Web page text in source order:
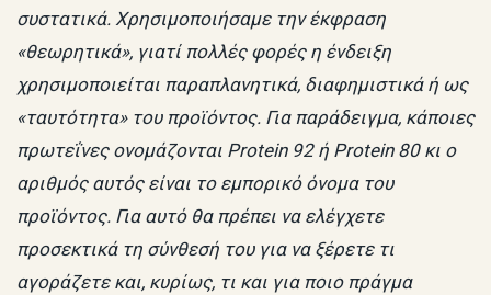
συστατικά. Χρησιμοποιήσαμε την έκφραση
«θεωρητικά», γιατί πολλές φορές η ένδειξη
χρησιμοποιείται παραπλανητικά, διαφημιστικά ή ως
«ταυτότητα» του προϊόντος. Για παράδειγμα, κάποιες
πρωτεΐνες ονομάζονται Protein 92 ή Protein 80 κι ο
αριθμός αυτός είναι το εμπορικό όνομα του
προϊόντος. Για αυτό θα πρέπει να ελέγχετε
προσεκτικά τη σύνθεσή του για να ξέρετε τι
αγοράζετε και, κυρίως, τι και για ποιο πράγμα